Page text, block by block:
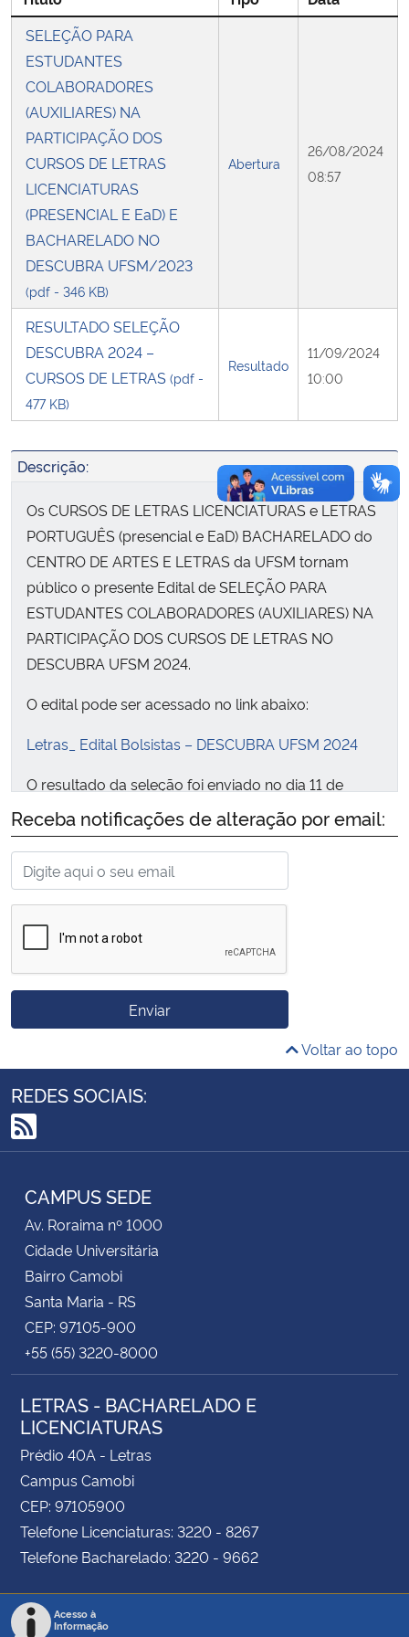
Secretaria-Geral
Secretaria de Governo
Gabinete de Segurança Institucional
Advocacia-Geral da União
Banco Central do Brasil
Planalto
SELEÇÃO PARA
ESTUDANTES
COLABORADORES
(AUXILIARES) NA
PARTICIPAÇÃO DOS
CURSOS DE LETRAS
LICENCIATURAS
(PRESENCIAL E EaD) E
BACHARELADO NO
DESCUBRA UFSM/2023
(pdf - 346 KB)
Abertura
26/08/2024
08:57
RESULTADO SELEÇÃO
DESCUBRA 2024 –
CURSOS DE LETRAS (pdf -
477 KB)
Resultado
11/09/2024
10:00
Descrição:
Os CURSOS DE LETRAS LICENCIATURAS e LETRAS
PORTUGUÊS (presencial e EaD) BACHARELADO do
CENTRO DE ARTES E LETRAS da UFSM tornam
público o presente Edital de SELEÇÃO PARA
ESTUDANTES COLABORADORES (AUXILIARES) NA
PARTICIPAÇÃO DOS CURSOS DE LETRAS NO
DESCUBRA UFSM 2024.
O edital pode ser acessado no link abaixo:
Letras_ Edital Bolsistas – DESCUBRA UFSM 2024
O resultado da seleção foi enviado no dia 11 de
setembro diretamente para o endereço de e-mail de
todos os inscritos no processo, e está disponível no
Resultado Descubra 2024 Letras
Receba notificações de alteração por email:
Enviar
Voltar ao topo
REDES SOCIAIS:
RSS
CAMPUS SEDE
Av. Roraima nº 1000
Cidade Universitária
Bairro Camobi
Santa Maria - RS
CEP: 97105-900
+55 (55) 3220-8000
LETRAS - BACHARELADO E
LICENCIATURAS
Prédio 40A - Letras
Campus Camobi
CEP: 97105900
Telefone Licenciaturas: 3220 - 8267
Telefone Bacharelado: 3220 - 9662
Acesso à
Informação